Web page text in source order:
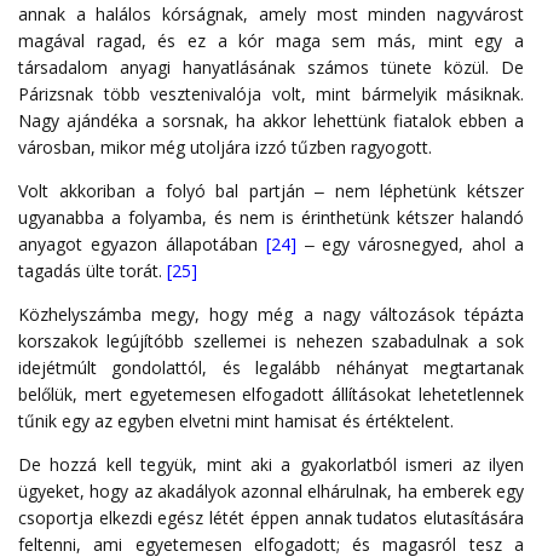
annak a halálos kórságnak, amely most minden nagyvárost
magával ragad, és ez a kór maga sem más, mint egy a
társadalom anyagi hanyatlásának számos tünete közül. De
Párizsnak több vesztenivalója volt, mint bármelyik másiknak.
Nagy ajándéka a sorsnak, ha akkor lehettünk fiatalok ebben a
városban, mikor még utoljára izzó tűzben ragyogott.
Volt akkoriban a folyó bal partján ‒ nem léphetünk kétszer
ugyanabba a folyamba, és nem is érinthetünk kétszer halandó
anyagot egyazon állapotában [24] ‒ egy városnegyed, ahol a
tagadás ülte torát. [25]
Közhelyszámba megy, hogy még a nagy változások tépázta
korszakok legújítóbb szellemei is nehezen szabadulnak a sok
idejétmúlt gondolattól, és legalább néhányat megtartanak
belőlük, mert egyetemesen elfogadott állításokat lehetetlennek
tűnik egy az egyben elvetni mint hamisat és értéktelent.
De hozzá kell tegyük, mint aki a gyakorlatból ismeri az ilyen
ügyeket, hogy az akadályok azonnal elhárulnak, ha emberek egy
csoportja elkezdi egész létét éppen annak tudatos elutasítására
feltenni, ami egyetemesen elfogadott; és magasról tesz a